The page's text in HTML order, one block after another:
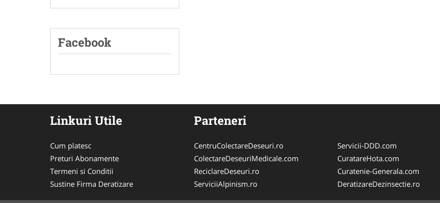
Facebook
Linkuri Utile
Cum platesc
Preturi Abonamente
Termeni si Conditii
Sustine Firma Deratizare
Parteneri
CentruColectareDeseuri.ro
ColectareDeseuriMedicale.com
ReciclareDeseuri.ro
ServiciiAlpinism.ro
Servicii-DDD.com
CuratareHota.com
Curatenie-Generala.com
DeratizareDezinsectie.ro